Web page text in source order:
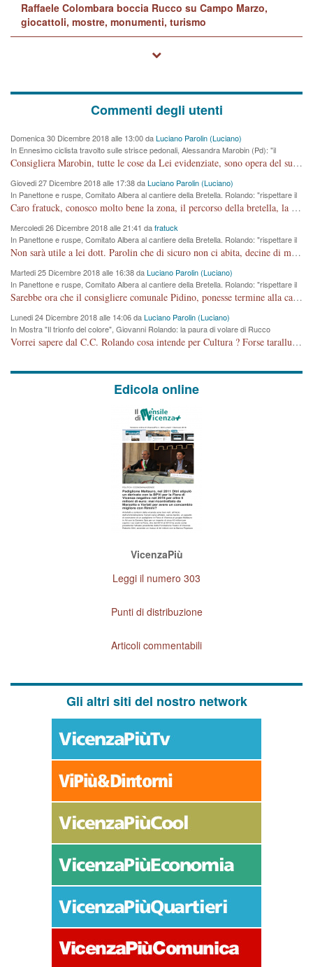
Raffaele Colombara boccia Rucco su Campo Marzo,
giocattoli, mostre, monumenti, turismo
Commenti degli utenti
Domenica 30 Dicembre 2018 alle 13:00 daLuciano Parolin (Luciano)
In Ennesimo ciclista travolto sulle strisce pedonali, Alessandra Marobin (Pd): "il
Comune si svegli"
Consigliera Marobin, tutte le cose da Lei evidenziate, sono opera del suo ex Assessore e compagno di Partito Antonio Marco Dalla Pozza Assessore alla "progettazione" di piste ciclabili e altre porcherie. A lui manderei il conto da saldare per incidenti e danni alle persone. E' ora che "finiamola." Avete perso rassegnatevi. qui IL SINDACO RUCCO NON C'ENTRA PER NIENTE. CAPITO!!!!!!!! Amen.
Giovedi 27 Dicembre 2018 alle 17:38 daLuciano Parolin (Luciano)
In Panettone e ruspe, Comitato Albera al cantiere della Bretella. Rolando: "rispettare il
cronoprogramma"
Caro fratuck, conosco molto bene la zona, il percorso della bretella, la situazione dei cittadini, abito in Viale Trento. A partire dal 2003 ho partecipato al Comitato di Maddalene pro bretella, e a riunioni propositive per apportare modifiche al progetto. Numerose mie foto del territorio sono arrivate a Roma, altri miei interventi (non graditi dalla Sx) sono stati pubblicati dal GdV, assieme ad altri come Ciro Asproso, ora favorevole alla bretella. Ho partecipato alla raccolta firme per la chiusura della strada x 5 giorni eseguita dal Sindaco Hullwech per sforamento 180 Micro/g. Pertanto come impegno per la tematica sono apposto con la coscienza. Ora il Progetto è partito, fine! Voglio dire che la nuova Giunta "comunale" non c'entra più. L'opera sarà "malauguratamente" eseguita, ma non con il mio placet. Il Consigliere Comunale dovrebbe capire che la campagna elettorale è finita, con buona pace di tutti. Quello che invece dovrebbe interessare è la proprietà della strada, dall'uscita autostradale Ovest, sino alla Rotatoria dell'Albara, vi sono tre possessori: Autostrade SpA; La Provincia, il Comune. Come la mettiamo per il futuro ? I costi, da 50 sono saliti a 100 milioni di € come dire 20 milioni a KM (!) da non credere. Comunque si farà. Ma nessuno canti Vittoria, anzi meglio non farne un ulteriore fatto "partitico" per questioni elettorali o di seggio. Se mi manda la sua mail, sono disponibile ad inviare i documenti e le foto sopra descritte. Con ossequi, Luciano Parolin
Mercoledi 26 Dicembre 2018 alle 21:41 dafratuck
In Panettone e ruspe, Comitato Albera al cantiere della Bretella. Rolando: "rispettare il
cronoprogramma"
Non sarà utile a lei dott. Parolin che di sicuro non ci abita, decine di migliaia di TIR, automobili e padroncini che passano quotidianamente per una strada appena rotabile, non è più possibile stendere i panni, attraversare la strada senza rischiare la morte, le case stanno crepando, i tempi sono cambiati e la bretella non passerà assolutamente per maddalene (ma cosa sta a dire?!), dia invece responsabilità a chi ha costruito tagliando la strada che doveva invece terminare a isola vicentina e non al moracchino lasciando Motta di Costabissara ancora in panne di traffico. I tempi sono cambiati dottore e se l'anagrafe della vita stagna nell'essere umano impressioni conservatrici, la società non le considera perchè va avanti, si industrializza e ha bisogno di infrastrutture e di sviluppo. Ultima considerazione, se è geloso di Rolando perchè vede in lui solo campagne politiche mentre si difendono i SOLI diritti dei cittadini, la preghiamo faccia considerazioni più appropriate. Saluti e complimenti per i suoi scritti.
Martedi 25 Dicembre 2018 alle 16:38 daLuciano Parolin (Luciano)
In Panettone e ruspe, Comitato Albera al cantiere della Bretella. Rolando: "rispettare il
cronoprogramma"
Sarebbe ora che il consigliere comunale Pidino, ponesse termine alla campagna elettorale nel territorio del suo seggio Villaggio del Sole. La tiraca è iniziata, distruggerà 6 km di prateria ovest della città, ricca di fonti e sorgenti d'acqua. I cittadini di Maddalene non avranno più Pace la notte. Molta colpa per la costruzione di questa Strada è proprio del signor Rolando,dei suoi gazebo mobili e che vuol far passare questa opera VANDALICA come progetto "utile" a chi ? Non è cosa seria sig. Rolando!
Lunedi 24 Dicembre 2018 alle 14:06 daLuciano Parolin (Luciano)
In Mostra "Il trionfo del colore", Giovanni Rolando: la paura di volare di Rucco
Vorrei sapere dal C.C. Rolando cosa intende per Cultura ? Forse tarallucci, vino e sagre, o spaghetti tricolori del PD ? Il continuo (s)parlare della mostra a Palazzo Chiericati caro consigliere DANNEGGIA FORTEMENTE l'immagine della città TUTTA e fa deviare i consensi che in RUSSIA (badi bene ex U.R.S.S.) sono ECCELLENTI. A livello artistico l'evento è di alta Valenza culturale, COMPITO di Tutta la Cittadinanza fare il possibile per propagandare l'iniziativa senza farne UN CASO PARTITICO come fa Lei da sempre. Meno Gazebo + Partecipazione! E così sia. Amen.
Edicola online
VicenzaPiù
Leggi il numero 303
Punti di distribuzione
Articoli commentabili
Gli altri siti del nostro network